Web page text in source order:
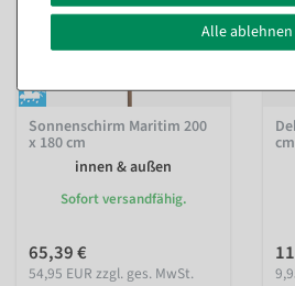
Sonnenschirm Maritim 200
x 180 cm
innen & außen
Sofort versandfähig.
65,39 €
54,95 EUR zzgl. ges. MwSt.
Alle ablehnen